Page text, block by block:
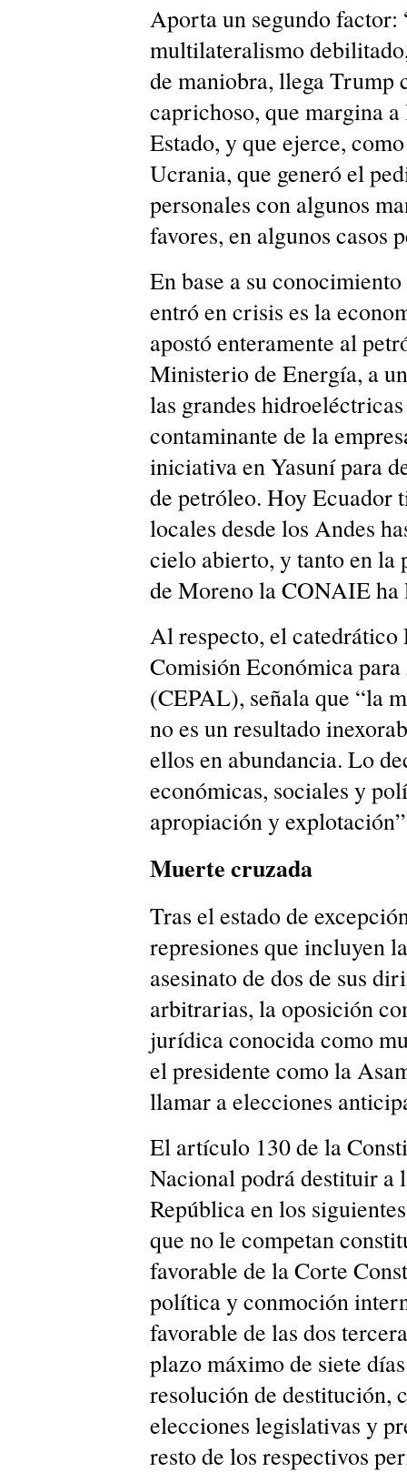
Aporta un segundo factor:
multilateralismo
de maniobra, llega Trump
caprichoso, que margina
Estado, y que ejerce,
Ucrania, que generó el
personales con algunos
favores, en algunos casos
En base a su
entró en crisis es la
apostó enteramente al
Ministerio de Energía, a
las grandes
contaminante de la
iniciativa en Yasuní para
de petróleo. Hoy Ecuador
locales desde los Andes
cielo abierto, y tanto en la
de Moreno la CONAIE ha
Al respecto, el
Comisión Económica
(CEPAL), señala que “la
no es un resultado
ellos en abundancia. Lo
económicas, sociales y
apropiación y
Muerte cruzada
Tras el estado de
represiones que incluyen
asesinato de dos de sus
arbitrarias, la oposición
jurídica conocida como
el presidente como la
llamar a elecciones
El artículo 130 de la
Nacional podrá destituir a
República en los
que no le competan
favorable de la Corte
política y conmoción
favorable de las dos
plazo máximo de siete
resolución de destitución,
elecciones legislativas y
resto de los respectivos